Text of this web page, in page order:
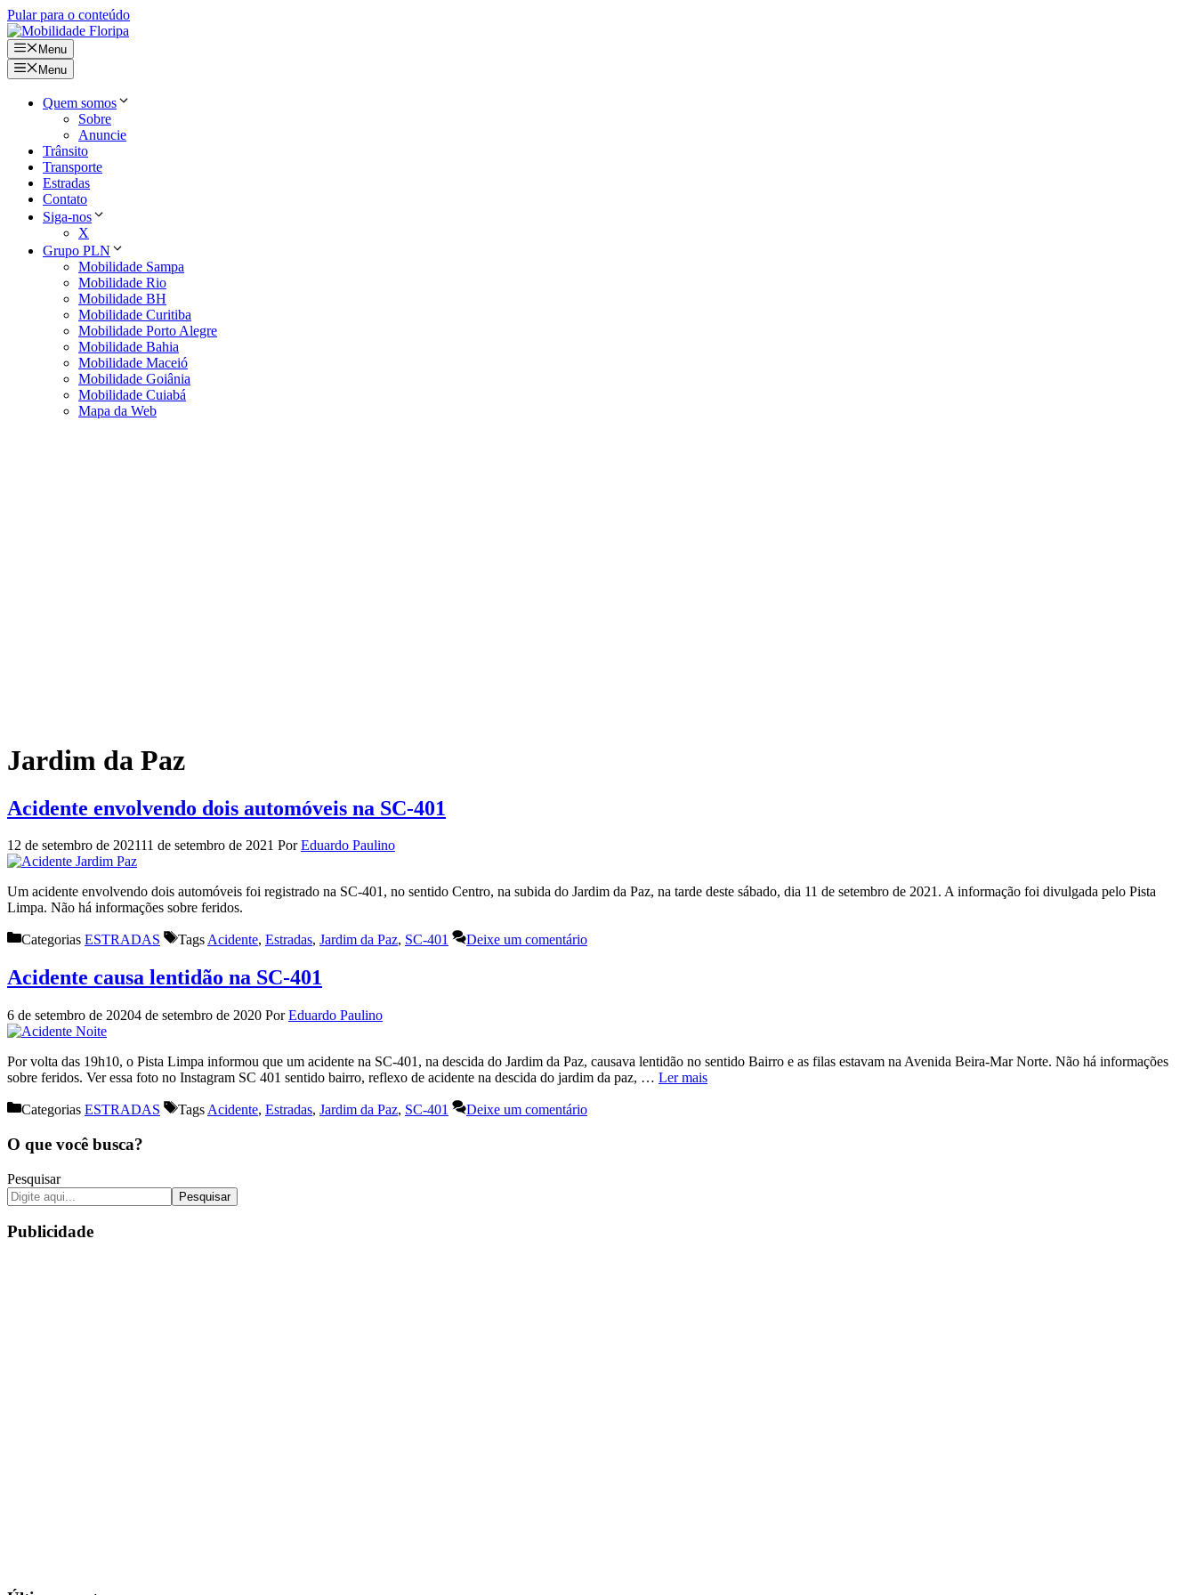
Pular para o conteúdo
Menu
Menu
Quem somos
Sobre
Anuncie
Trânsito
Transporte
Estradas
Contato
Siga-nos
X
Grupo PLN
Mobilidade Sampa
Mobilidade Rio
Mobilidade BH
Mobilidade Curitiba
Mobilidade Porto Alegre
Mobilidade Bahia
Mobilidade Maceió
Mobilidade Goiânia
Mobilidade Cuiabá
Mapa da Web
Jardim da Paz
Acidente envolvendo dois automóveis na SC-401
12 de setembro de 202111 de setembro de 2021 PorEduardo Paulino
Um acidente envolvendo dois automóveis foi registrado na SC-401, no sentido Centro, na subida do Jardim da Paz, na tarde deste sábado, dia 11 de setembro de 2021. A informação foi divulgada pelo Pista
Limpa. Não há informações sobre feridos.
Categorias ESTRADAS TagsAcidente, Estradas, Jardim da Paz, SC-401 Deixe um comentário
Acidente causa lentidão na SC-401
6 de setembro de 20204 de setembro de 2020 PorEduardo Paulino
Por volta das 19h10, o Pista Limpa informou que um acidente na SC-401, na descida do Jardim da Paz, causava lentidão no sentido Bairro e as filas estavam na Avenida Beira-Mar Norte. Não há informações
sobre feridos. Ver essa foto no Instagram SC 401 sentido bairro, reflexo de acidente na descida do jardim da paz, … Ler mais
Categorias ESTRADAS Tags Acidente, Estradas, Jardim da Paz, SC-401 Deixe um comentário
O que você busca?
Pesquisar
Pesquisar
Publicidade